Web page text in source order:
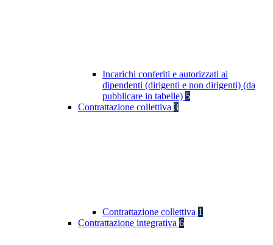
Incarichi conferiti e autorizzati ai
dipendenti (dirigenti e non dirigenti) (da
pubblicare in tabelle) 5
Contrattazione collettiva 3
Contrattazione collettiva 1
Contrattazione integrativa 6